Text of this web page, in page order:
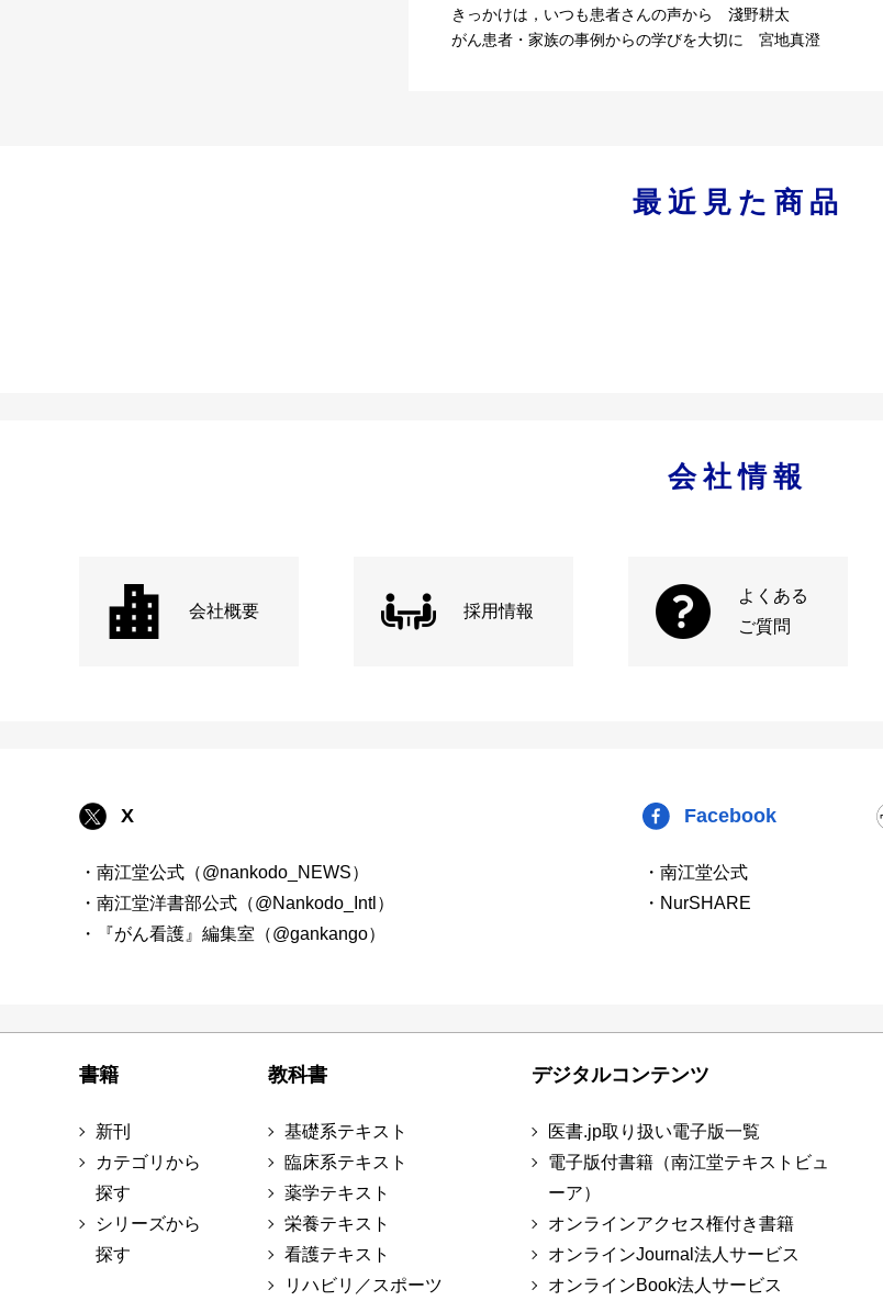
きっかけは，いつも患者さんの声から 淺野耕太
がん患者・家族の事例からの学びを大切に 宮地真澄
最近見た商品
会社情報
会社概要 採用情報
よくある
ご質問
X
・南江堂公式（@nankodo_NEWS）
・南江堂洋書部公式（@Nankodo_Intl）
・『がん看護』編集室（@gankango）
Facebook
・南江堂公式
・NurSHARE
書籍
新刊
カテゴリから
探す
シリーズから
探す
教科書
基礎系テキスト
臨床系テキスト
薬学テキスト
栄養テキスト
看護テキスト
リハビリ／スポーツ
デジタルコンテンツ
医書.jp取り扱い電子版一覧
電子版付書籍（南江堂テキストビュ
ーア）
オンラインアクセス権付き書籍
オンラインJournal法人サービス
オンラインBook法人サービス